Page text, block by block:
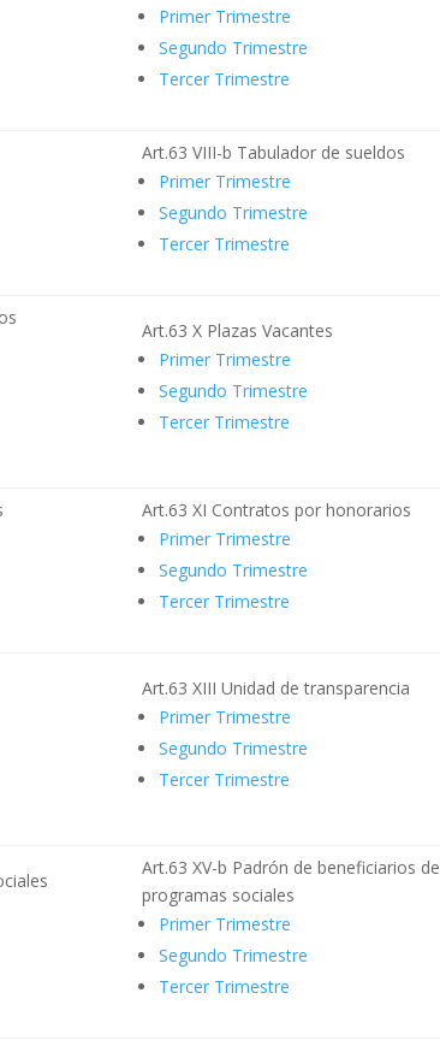
Primer Trimestre
Segundo Trimestre
Tercer Trimestre
Art.63 VIII-b Tabulador de sueldos
Primer Trimestre
Segundo Trimestre
Tercer Trimestre
Art.63 X Plazas Vacantes
Primer Trimestre
Segundo Trimestre
Tercer Trimestre
Art.63 XI Contratos por honorarios
Primer Trimestre
Segundo Trimestre
Tercer Trimestre
Art.63 XIII Unidad de transparencia
Primer Trimestre
Segundo Trimestre
Tercer Trimestre
Art.63 XV-b Padrón de beneficiarios de
programas sociales
Primer Trimestre
Segundo Trimestre
Tercer Trimestre